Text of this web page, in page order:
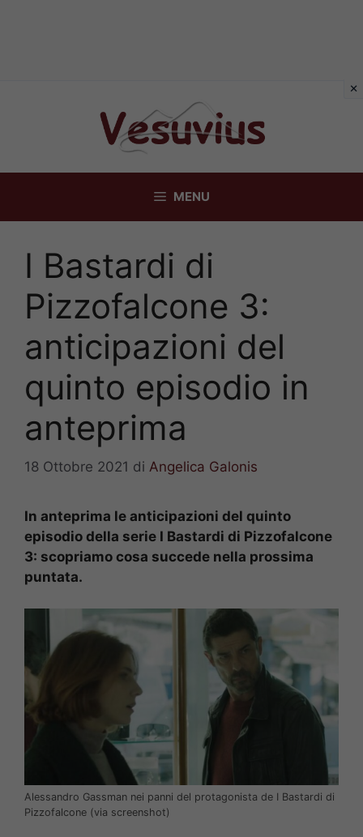
MENU
I Bastardi di
Pizzofalcone 3:
anticipazioni del
quinto episodio in
anteprima
18 Ottobre 2021 di Angelica Galonis
In anteprima le anticipazioni del quinto
episodio della serie I Bastardi di Pizzofalcone
3: scopriamo cosa succede nella prossima
puntata.
Alessandro Gassman nei panni del protagonista de I Bastardi di
Pizzofalcone (via screenshot)